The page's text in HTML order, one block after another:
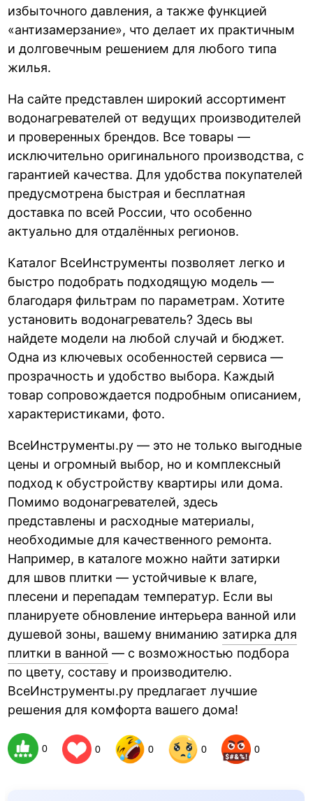
избыточного давления, а также функцией
«антизамерзание», что делает их практичным
и долговечным решением для любого типа
жилья.
На сайте представлен широкий ассортимент
водонагревателей от ведущих производителей
и проверенных брендов. Все товары —
исключительно оригинального производства, с
гарантией качества. Для удобства покупателей
предусмотрена быстрая и бесплатная
доставка по всей России, что особенно
актуально для отдалённых регионов.
Каталог ВсеИнструменты позволяет легко и
быстро подобрать подходящую модель —
благодаря фильтрам по параметрам. Хотите
установить водонагреватель? Здесь вы
найдете модели на любой случай и бюджет.
Одна из ключевых особенностей сервиса —
прозрачность и удобство выбора. Каждый
товар сопровождается подробным описанием,
характеристиками, фото.
ВсеИнструменты.ру — это не только выгодные
цены и огромный выбор, но и комплексный
подход к обустройству квартиры или дома.
Помимо водонагревателей, здесь
представлены и расходные материалы,
необходимые для качественного ремонта.
Например, в каталоге можно найти затирки
для швов плитки — устойчивые к влаге,
плесени и перепадам температур. Если вы
планируете обновление интерьера ванной или
душевой зоны, вашему вниманию затирка для
плитки в ванной — с возможностью подбора
по цвету, составу и производителю.
ВсеИнструменты.ру предлагает лучшие
решения для комфорта вашего дома!
0 0 0 0 0